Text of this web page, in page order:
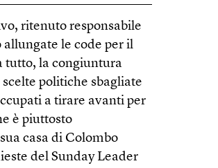
ritenuto responsabile
allungate le code per il
tutto, la congiuntura
politiche sbagliate
a tirare avanti per
è piuttosto
casa di Colombo
del Sunday Leader